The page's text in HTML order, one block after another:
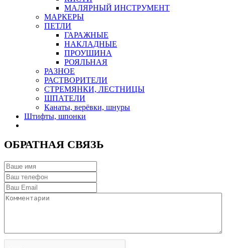
МАЛЯРНЫЙ ИНСТРУМЕНТ
МАРКЕРЫ
ПЕТЛИ
ГАРАЖНЫЕ
НАКЛАДНЫЕ
ПРОУШИНА
РОЯЛЬНАЯ
РАЗНОЕ
РАСТВОРИТЕЛИ
СТРЕМЯНКИ, ЛЕСТНИЦЫ
ШПАТЕЛИ
Канаты, верёвки, шнуры
Штифты, шпонки
ОБРАТНАЯ СВЯЗЬ